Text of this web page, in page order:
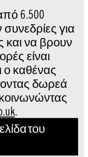
6.500
για
και να βρουν
είναι
ο καθένας
δωρεά
.
του